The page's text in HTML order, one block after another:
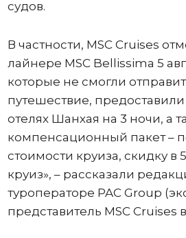
судов.
В частности, MSC Cruises
лайнере MSC Bellissima 5
которые не смогли
путешествие,
отелях Шанхая на 3 ночи, а
компенсационный пакет –
стоимости круиза, скидку
круиз», – рассказали
туроператоре PAC Group
представитель MSC Cruises